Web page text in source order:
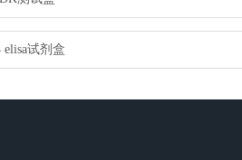
elisa试剂盒